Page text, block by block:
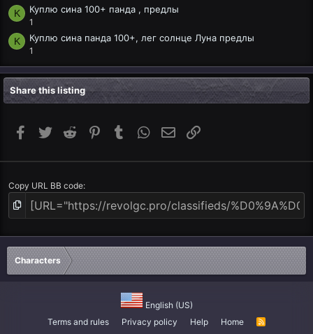
K Куплю сина 100+ панда , предлы
1
K Куплю сина панда 100+, лег солнце Луна предлы
1
Share this listing
Facebook
TwitterReddit PinterestTumblr WhatsApp
Email Link
Copy URL BB code
Characters
English (US)
Terms and rules
Privacy policy Help Home
R